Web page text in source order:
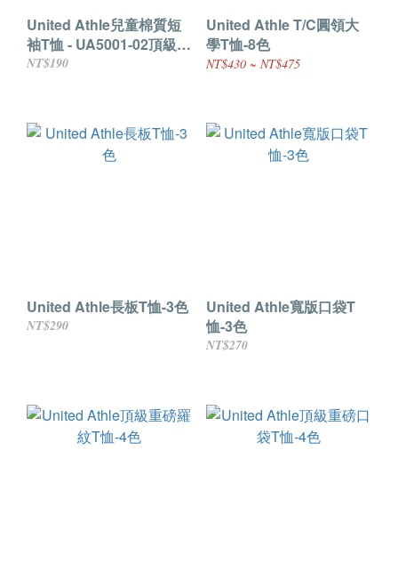
United Athle兒童棉質短
袖T恤 - UA5001-02頂級棉
柔5.6OZ-共19色
NT$190
United Athle T/C圓領大
學T恤-8色
NT$430 ~ NT$475
United Athle長板T恤-3色
NT$290
United Athle寬版口袋T
恤-3色
NT$270